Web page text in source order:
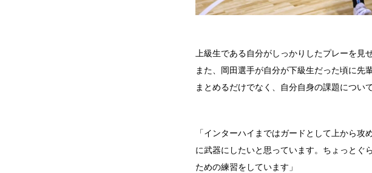
上級生である自分がしっかりしたプレーを
また、岡田選手が自分が下級生だった頃に
まとめるだけでなく、自分自身の課題につい
「インターハイまではガードとして上から
に武器にしたいと思っています。ちょっとぐ
ための練習をしています」